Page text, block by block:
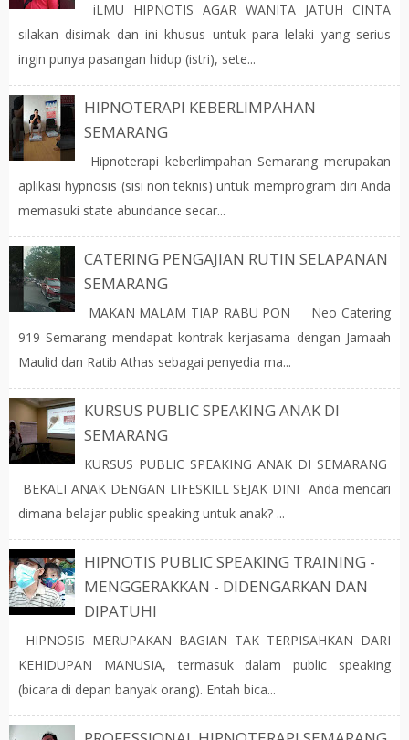
iLMU HIPNOTIS AGAR WANITA JATUH CINTA
silakan disimak dan ini khusus untuk para lelaki yang serius
ingin punya pasangan hidup (istri), sete...
HIPNOTERAPI KEBERLIMPAHAN
SEMARANG
Hipnoterapi keberlimpahan Semarang merupakan
aplikasi hypnosis (sisi non teknis) untuk memprogram diri Anda
memasuki state abundance secar...
CATERING PENGAJIAN RUTIN SELAPANAN
SEMARANG
MAKAN MALAM TIAP RABU PON Neo Catering
919 Semarang mendapat kontrak kerjasama dengan Jamaah
Maulid dan Ratib Athas sebagai penyedia ma...
KURSUS PUBLIC SPEAKING ANAK DI
SEMARANG
KURSUS PUBLIC SPEAKING ANAK DI SEMARANG
BEKALI ANAK DENGAN LIFESKILL SEJAK DINI Anda mencari
dimana belajar public speaking untuk anak? ...
HIPNOTIS PUBLIC SPEAKING TRAINING -
MENGGERAKKAN - DIDENGARKAN DAN
DIPATUHI
HIPNOSIS MERUPAKAN BAGIAN TAK TERPISAHKAN DARI
KEHIDUPAN MANUSIA, termasuk dalam public speaking
(bicara di depan banyak orang). Entah bica...